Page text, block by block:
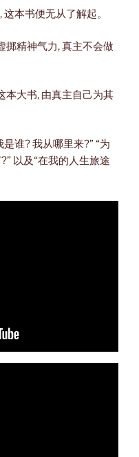
本书便无从了解起。
掷精神气力, 真主不会做
本大书, 由真主自己为其
谁? 我从哪里来?” “为
以及“在我的人生旅途